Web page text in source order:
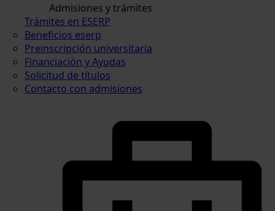
Admisiones y trámites
Trámites en ESERP
Beneficios eserp
Preinscripción universitaria
Financiación y Ayudas
Solicitud de títulos
Contacto con admisiones